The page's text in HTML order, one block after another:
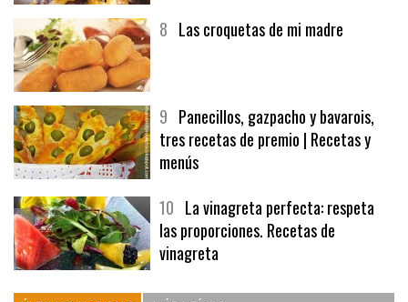
9Panecillos, gazpacho y bavarois,
tres recetas de premio | Recetas y
menús
10La vinagreta perfecta: respeta
las proporciones. Recetas de
vinagreta